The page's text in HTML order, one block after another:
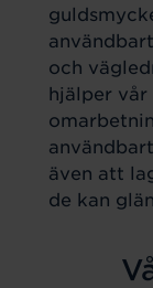
och
hjälper
även att
de kan